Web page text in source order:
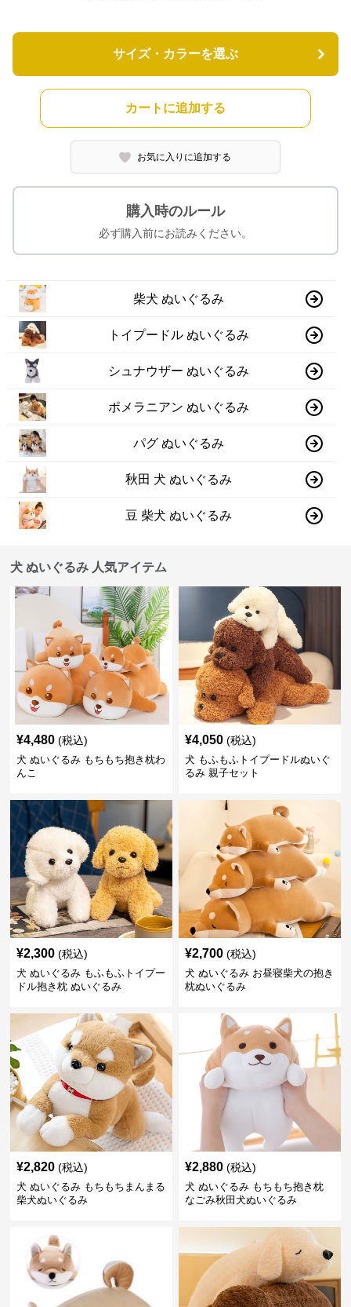
サイズ・カラーを選ぶ
カートに追加する
お気に入りに追加する
購入時のルール
必ず購入前にお読みください。
柴犬 ぬいぐるみ
トイプードル ぬいぐるみ
シュナウザー ぬいぐるみ
ポメラニアン ぬいぐるみ
パグ ぬいぐるみ
秋田 犬 ぬいぐるみ
豆 柴犬 ぬいぐるみ
犬 ぬいぐるみ 人気アイテム
¥4,480 (税込)
犬 ぬいぐるみ もちもち抱き枕わ
んこ
¥4,050 (税込)
犬 もふもふトイプードルぬいぐ
るみ 親子セット
¥2,300 (税込)
犬 ぬいぐるみ もふもふトイプー
ドル抱き枕 ぬいぐるみ
¥2,700 (税込)
犬 ぬいぐるみ お昼寝柴犬の抱き
枕ぬいぐるみ
¥2,820 (税込)
犬 ぬいぐるみ もちもちまんまる
柴犬ぬいぐるみ
¥2,880 (税込)
犬 ぬいぐるみ もちもち抱き枕
なごみ秋田犬ぬいぐるみ